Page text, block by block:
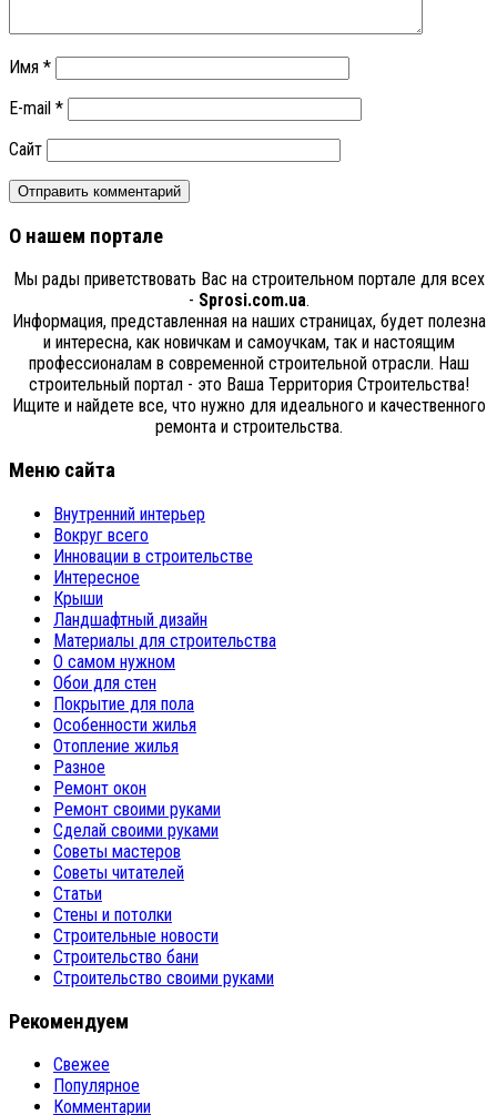
Имя *
E-mail *
Сайт
О нашем портале
Мы рады приветствовать Вас на строительном портале для всех
- Sprosi.com.ua.
Информация, представленная на наших страницах, будет полезна
и интересна, как новичкам и самоучкам, так и настоящим
профессионалам в современной строительной отрасли. Наш
строительный портал - это Ваша Территория Строительства!
Ищите и найдете все, что нужно для идеального и качественного
ремонта и строительства.
Меню сайта
Внутренний интерьер
Вокруг всего
Инновации в строительстве
Интересное
Крыши
Ландшафтный дизайн
Материалы для строительства
О самом нужном
Обои для стен
Покрытие для пола
Особенности жилья
Отопление жилья
Разное
Ремонт окон
Ремонт своими руками
Сделай своими руками
Советы мастеров
Советы читателей
Статьи
Стены и потолки
Строительные новости
Строительство бани
Строительство своими руками
Рекомендуем
Свежее
Популярное
Комментарии